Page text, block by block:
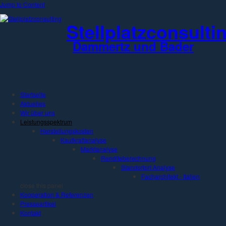
Jump to Content
Dammertz und Bader
Startseite
Aktuelles
Wir über uns
Leistungsspektrum
Herstellungskosten
Kaufkraftanalyse
Marktanalyse
Renditeberechnung
Standortort Analyse
Facharchitekt - Italien
close this panel
Kooperation & Referenzen
Presseartikel
Kontakt